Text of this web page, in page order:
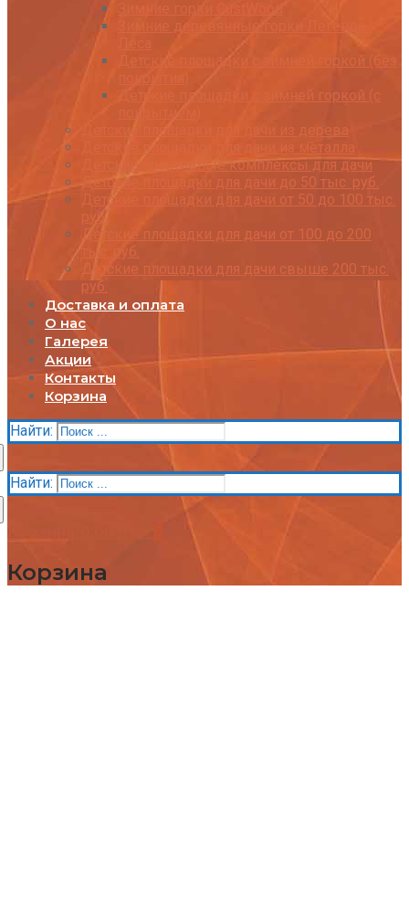
Зимние деревянные горки Легенда
Детские площадки с зимней горкой (без
Детские площадки с зимней горкой (с
Детские площадки для дачи из дерева
Детские площадки для дачи из металла
Детские спортивные комплексы для дачи
Детские площадки для дачи до 50 тыс. руб.
Детские площадки для дачи от 50 до 100 тыс.
руб.
Детские площадки для дачи от 100 до 200
тыс. руб.
Детские площадки для дачи свыше 200 тыс.
руб.
Доставка и оплата
О нас
Галерея
Акции
Контакты
Корзина
Найти:
Найти:
Корзина